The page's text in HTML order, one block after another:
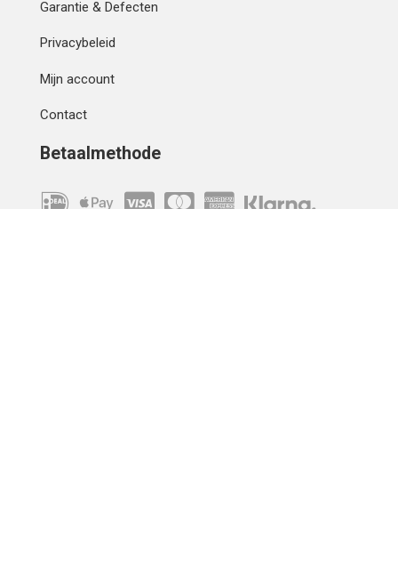
Garantie & Defecten
Privacybeleid
Mijn account
Contact
Betaalmethode